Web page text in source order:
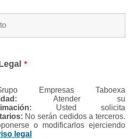
*
Empresas Taboexa
Atender su
Usted solicita
No serán cedidos a terceros.
o modificarlos ejerciendo
legal